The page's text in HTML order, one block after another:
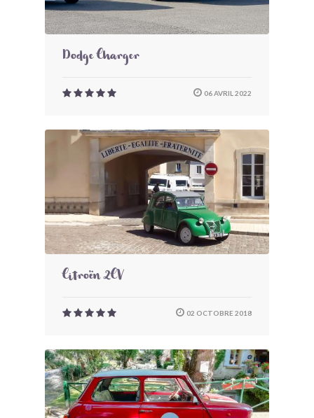
Dodge Charger
06 AVRIL 2022
Citroën 2CV
02 OCTOBRE 2018